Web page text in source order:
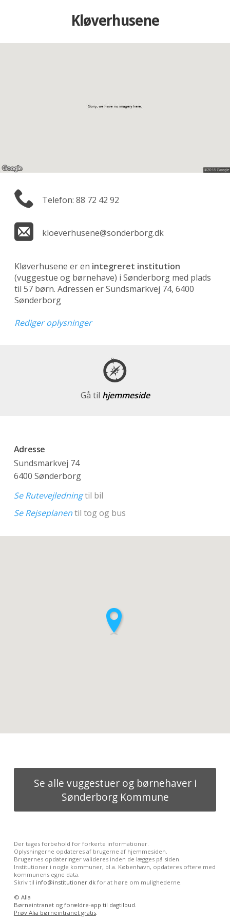
Kløverhusene
Telefon: 88 72 42 92
kloeverhusene@sonderborg.dk
Kløverhusene er en integreret institution
(vuggestue og børnehave) i Sønderborg med plads
til 57 børn. Adressen er Sundsmarkvej 74, 6400
Sønderborg
Rediger oplysninger
Gå til hjemmeside
Adresse
Sundsmarkvej 74
6400 Sønderborg
Se Rutevejledningtil bil
Se Rejseplanentil tog og bus
Se alle vuggestuer og børnehaver i
Sønderborg Kommune
Der tages forbehold for forkerte informationer.
Oplysningerne opdateres af brugerne af hjemmesiden.
Brugernes opdateringer valideres inden de lægges på siden.
Institutioner i nogle kommuner, bl.a. København, opdateres oftere med
kommunens egne data.
Skriv til info@institutioner.dkfor at høre om mulighederne.
© Alia
Børneintranet og forældre-app til dagtilbud.
Prøv Alia børneintranet gratis.